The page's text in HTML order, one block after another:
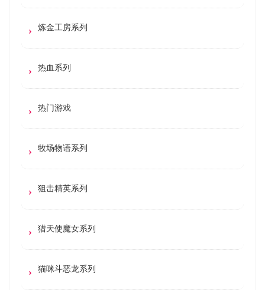
炼金工房系列
热血系列
热门游戏
牧场物语系列
狙击精英系列
猎天使魔女系列
猫咪斗恶龙系列